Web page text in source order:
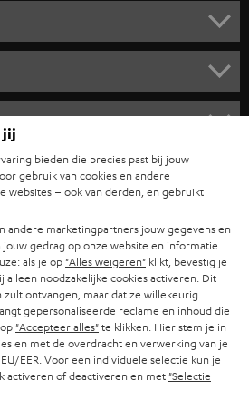
jij
bieden die precies past bij jouw
gebruik van cookies en andere
websites – ook van derden, en gebruikt
andere marketingpartners jouw gegevens en
gedrag op onze website en informatie
als je op "Alles weigeren" klikt, bevestig je
alleen noodzakelijke cookies activeren. Dit
ontvangen, maar dat ze willekeurig
gepersonaliseerde reclame en inhoud die
"Accepteer alles"te klikken. Hier stem je in
en met de overdracht en verwerking van je
EER. Voor een individuele selectie kun je
activeren of deactiveren en met "Selectie